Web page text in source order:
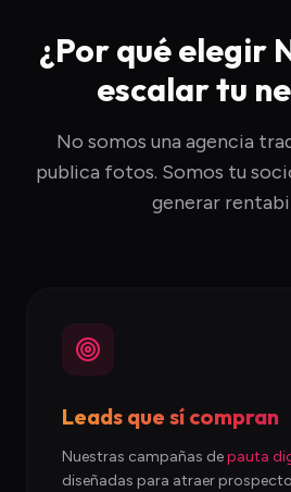
¿Por qué elegir
escalar tu
No somos una agencia
publica fotos. Somos tu
generar
Leads que sí compran
Nuestras campañas depauta
diseñadas para atraer